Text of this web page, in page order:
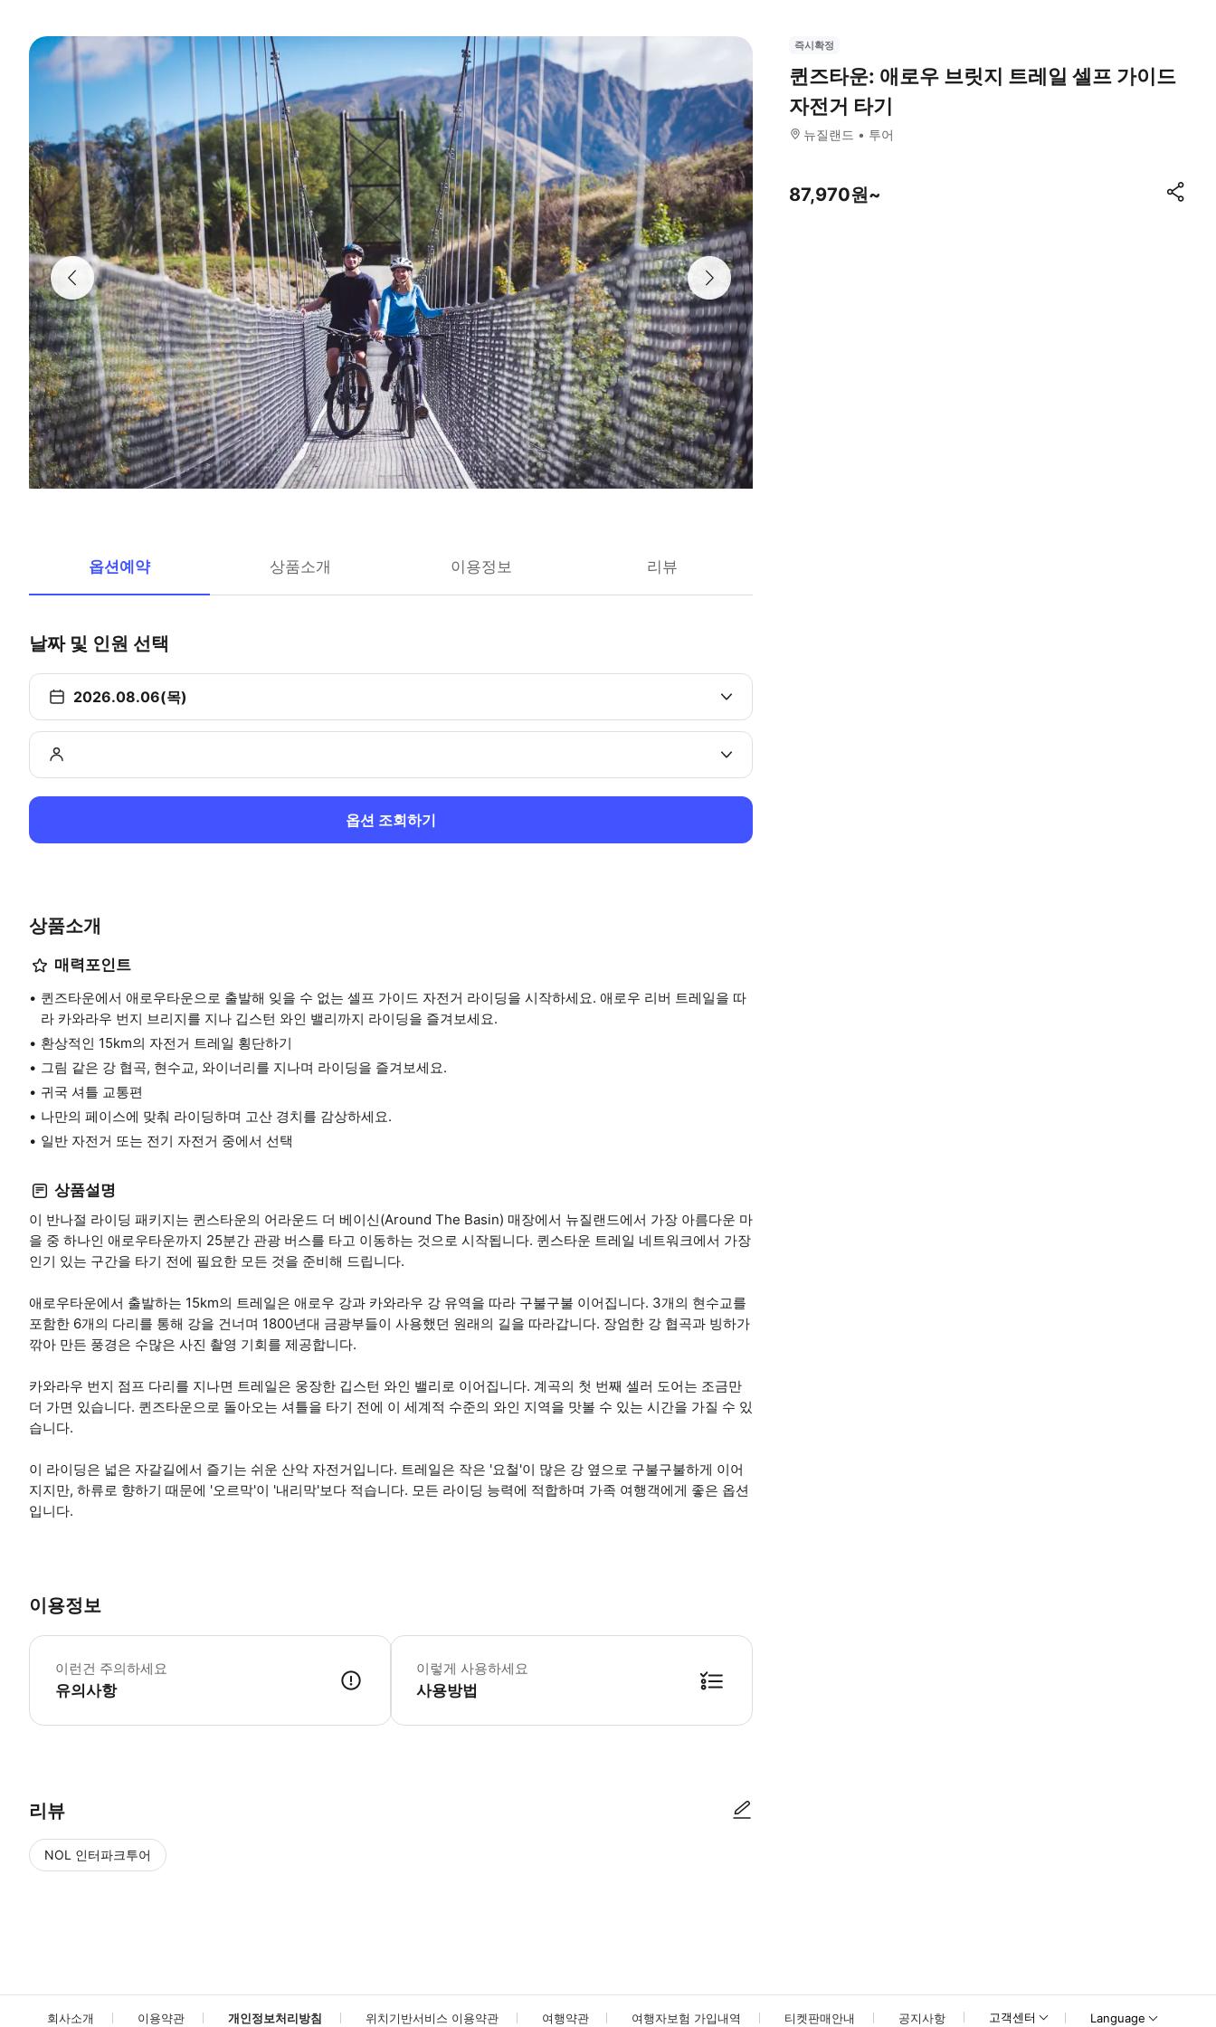
옵션예약 상품소개 이용정보 리뷰
날짜 및 인원 선택
2026.08.06(목)
옵션 조회하기
상품소개
매력포인트
퀸즈타운에서 애로우타운으로 출발해 잊을 수 없는 셀프 가이드 자전거 라이딩을 시작하세요. 애로우 리버 트레일을 따
라 카와라우 번지 브리지를 지나 깁스턴 와인 밸리까지 라이딩을 즐겨보세요.
환상적인 15km의 자전거 트레일 횡단하기
그림 같은 강 협곡, 현수교, 와이너리를 지나며 라이딩을 즐겨보세요.
귀국 셔틀 교통편
나만의 페이스에 맞춰 라이딩하며 고산 경치를 감상하세요.
일반 자전거 또는 전기 자전거 중에서 선택
상품설명
이 반나절 라이딩 패키지는 퀸스타운의 어라운드 더 베이신(Around The Basin) 매장에서 뉴질랜드에서 가장 아름다운 마
을 중 하나인 애로우타운까지 25분간 관광 버스를 타고 이동하는 것으로 시작됩니다. 퀸스타운 트레일 네트워크에서 가장
인기 있는 구간을 타기 전에 필요한 모든 것을 준비해 드립니다.
애로우타운에서 출발하는 15km의 트레일은 애로우 강과 카와라우 강 유역을 따라 구불구불 이어집니다. 3개의 현수교를
포함한 6개의 다리를 통해 강을 건너며 1800년대 금광부들이 사용했던 원래의 길을 따라갑니다. 장엄한 강 협곡과 빙하가
깎아 만든 풍경은 수많은 사진 촬영 기회를 제공합니다.
카와라우 번지 점프 다리를 지나면 트레일은 웅장한 깁스턴 와인 밸리로 이어집니다. 계곡의 첫 번째 셀러 도어는 조금만
더 가면 있습니다. 퀸즈타운으로 돌아오는 셔틀을 타기 전에 이 세계적 수준의 와인 지역을 맛볼 수 있는 시간을 가질 수 있
습니다.
이 라이딩은 넓은 자갈길에서 즐기는 쉬운 산악 자전거입니다. 트레일은 작은 '요철'이 많은 강 옆으로 구불구불하게 이어
지지만, 하류로 향하기 때문에 '오르막'이 '내리막'보다 적습니다. 모든 라이딩 능력에 적합하며 가족 여행객에게 좋은 옵션
입니다.
이용정보
이런건 주의하세요
유의사항
셔틀 출발 10분 전에 어라운드 더 베이슨스 숍(3 Searle Lane, Queenstown)에서 체크인하세요. * 소요시간 : 240분 (옵션에 따라 소요 시간이 다를 수 있으
이렇게 사용하세요
사용방법
리뷰
NOL 인터파크투어
즉시확정
퀸즈타운: 애로우 브릿지 트레일 셀프 가이드
자전거 타기
뉴질랜드 투어
87,970원~
회사소개 이용약관 개인정보처리방침 위치기반서비스 이용약관 여행약관 여행자보험 가입내역 티켓판매안내 공지사항 고객센터 Language